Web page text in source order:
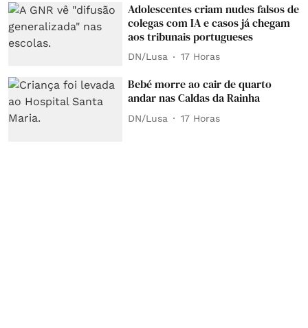
Adolescentes criam nudes falsos de
colegas com IA e casos já chegam
aos tribunais portugueses
DN/Lusa 17 Horas
Bebé morre ao cair de quarto
andar nas Caldas da Rainha
DN/Lusa 17 Horas